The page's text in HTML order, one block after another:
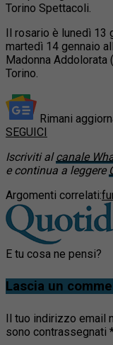
Torino Spettacoli.
Il rosario è lunedì 13
martedì 14 gennaio
Madonna
Torino.
Rimani
SEGUICI
Iscriviti alcanale
e continua a leggere
Argomenti correlati:
E tu cosa ne pensi?
Lascia un
Il tuo indirizzo email
sono contrassegnati